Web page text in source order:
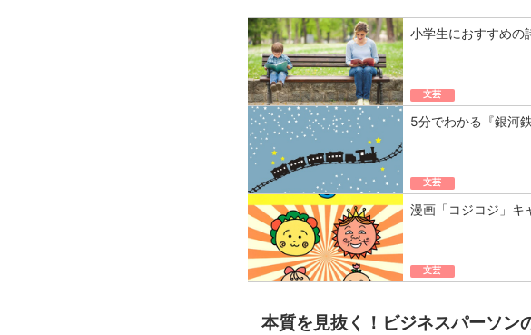
小学生におすすめの
文芸
5分でわかる『銀河
文芸
漫画「コジコジ」キ
文芸
本質を見抜く！ビジネスパーソン